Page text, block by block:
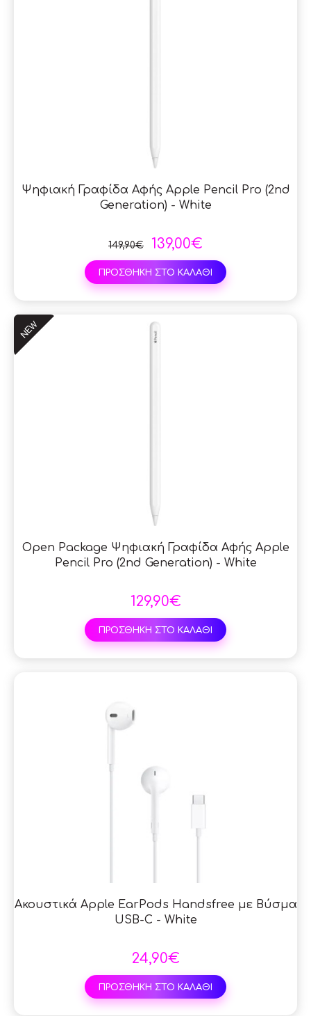
Ψηφιακή Γραφίδα Αφής Apple Pencil Pro (2nd
Generation) - White
149,90€ 139,00€
ΠΡΟΣΘΗΚΗ ΣΤΟ ΚΑΛΑΘΙ
NEW
Open Package Ψηφιακή Γραφίδα Αφής Apple
Pencil Pro (2nd Generation) - White
129,90€
ΠΡΟΣΘΗΚΗ ΣΤΟ ΚΑΛΑΘΙ
Ακουστικά Apple EarPods Handsfree με Βύσμα
USB-C - White
24,90€
ΠΡΟΣΘΗΚΗ ΣΤΟ ΚΑΛΑΘΙ